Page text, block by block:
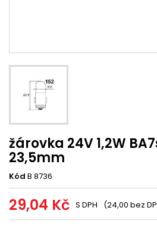
žárovka 24V 1,2W
23,5mm
Kód B 8736
29,04 Kč S DPH (24,00 bez